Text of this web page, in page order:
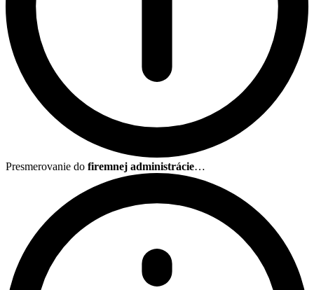
Presmerovanie do firemnej administrácie…